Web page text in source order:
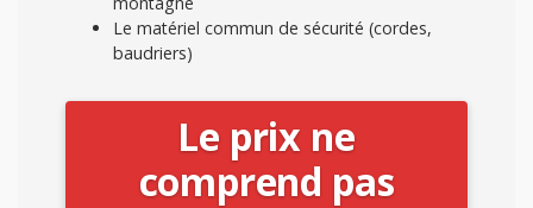
Le matériel commun de sécurité (cordes,
baudriers)
Le prix ne
comprend pas